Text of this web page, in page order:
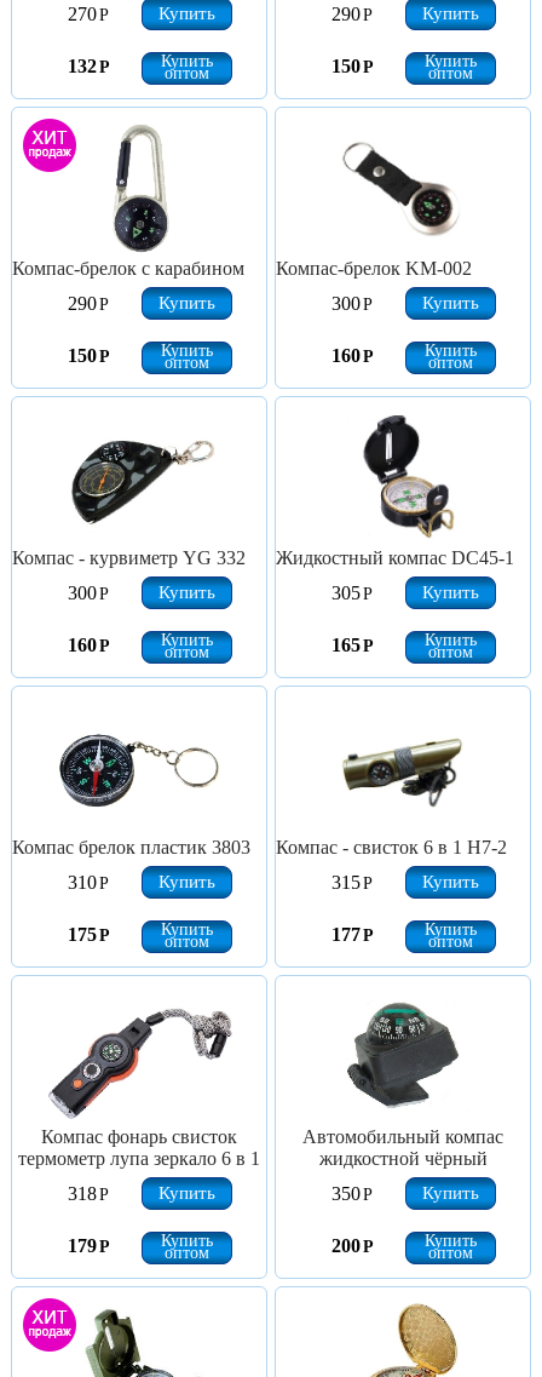
270Р Купить
132Р Купить
оптом
290Р Купить
150Р Купить
оптом
Компас-брелок с карабином
290Р Купить
150Р Купить
оптом
Компас-брелок KM-002
300Р Купить
160Р Купить
оптом
Компас - курвиметр YG 332
300Р Купить
160Р Купить
оптом
Жидкостный компас DC45-1
305Р Купить
165Р Купить
оптом
Компас брелок пластик 3803
310Р Купить
175Р Купить
оптом
Компас - свисток 6 в 1 Н7-2
315Р Купить
177Р Купить
оптом
Компас фонарь свисток
термометр лупа зеркало 6 в 1
318Р Купить
179Р Купить
оптом
Автомобильный компас
жидкостной чёрный
350Р Купить
200Р Купить
оптом